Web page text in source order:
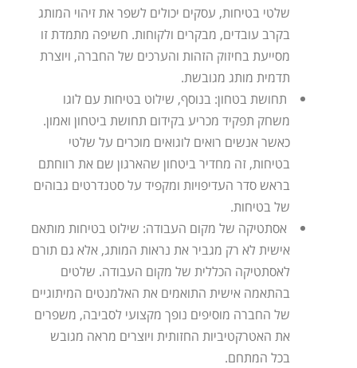
שלטי בטיחות, עסקים יכולים לשפר את זיהוי המותג
בקרב עובדים, מבקרים ולקוחות. חשיפה מתמדת זו
מסייעת בחיזוק הזהות והערכים של החברה, ויוצרת
תדמית מותג מגובשת.
תחושת בטחון: בנוסף, שילוט בטיחות עם לוגו
משחק תפקיד מכריע בקידום תחושת ביטחון ואמון.
כאשר אנשים רואים לוגואים מוכרים על שלטי
בטיחות, זה מחדיר ביטחון שהארגון שם את רווחתם
בראש סדר העדיפויות ומקפיד על סטנדרטים גבוהים
של בטיחות.
אסתטיקה של מקום העבודה: שילוט בטיחות מותאם
אישית לא רק מגביר את נראות המותג, אלא גם תורם
לאסתטיקה הכללית של מקום העבודה. שלטים
בהתאמה אישית התואמים את האלמנטים המיתוגיים
של החברה מוסיפים נופך מקצועי לסביבה, משפרים
את האטרקטיביות החזותית ויוצרים מראה מגובש
בכל המתחם.